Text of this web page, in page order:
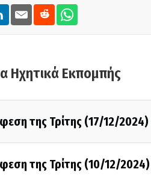
Ηχητικά Εκπομπής
της Τρίτης (17/12/2024)
της Τρίτης (10/12/2024)